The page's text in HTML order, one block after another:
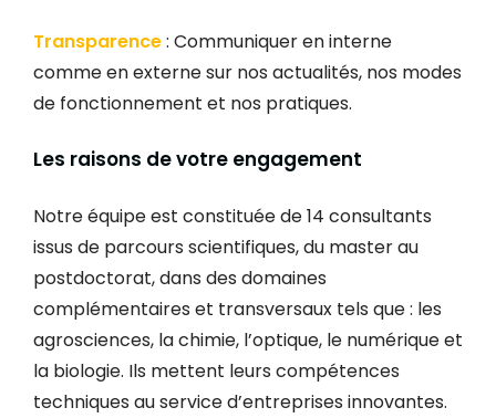
Transparence: Communiquer en interne
comme en externe sur nos actualités, nos modes
de fonctionnement et nos pratiques.
Les raisons de votre engagement
Notre équipe est constituée de 14 consultants
issus de parcours scientifiques, du master au
postdoctorat, dans des domaines
complémentaires et transversaux tels que : les
agrosciences, la chimie, l’optique, le numérique et
la biologie. Ils mettent leurs compétences
techniques au service d’entreprises innovantes.